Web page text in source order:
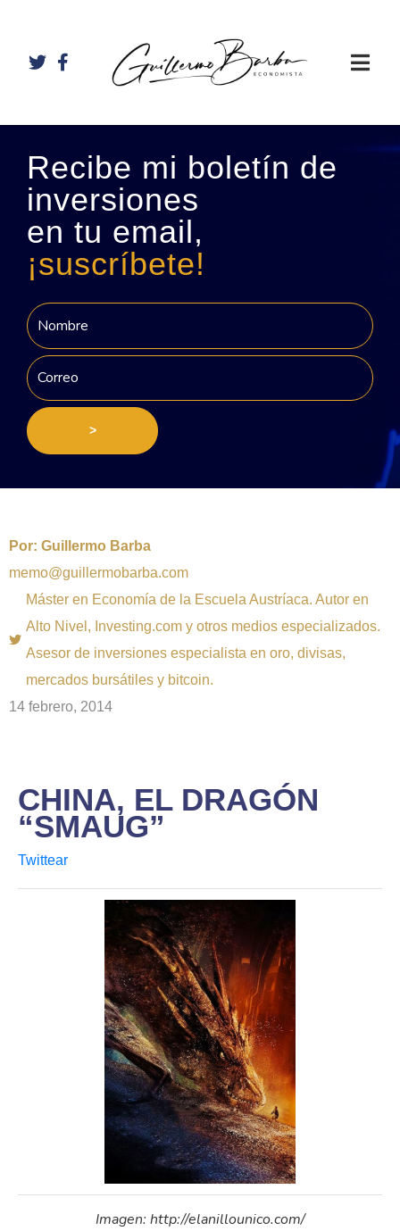
Recibe mi boletín de
inversiones
en tu email,
¡suscríbete!
>
Por: Guillermo Barba
memo@guillermobarba.com
Máster en Economía de la Escuela Austríaca. Autor en
Alto Nivel, Investing.com y otros medios especializados.
Asesor de inversiones especialista en oro, divisas,
mercados bursátiles y bitcoin.
14 febrero, 2014
CHINA, EL DRAGÓN
“SMAUG”
Twittear
Imagen: http://elanillounico.com/